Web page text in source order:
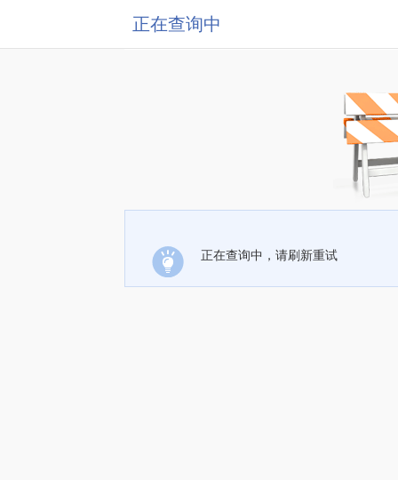
正在查询中
正在查询中，请刷新重试